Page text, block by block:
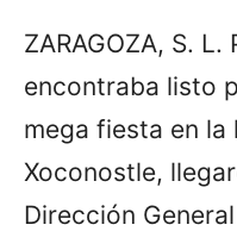
ZARAGOZA, S.
encontraba listo
mega fiesta en la
Xoconostle,
Dirección